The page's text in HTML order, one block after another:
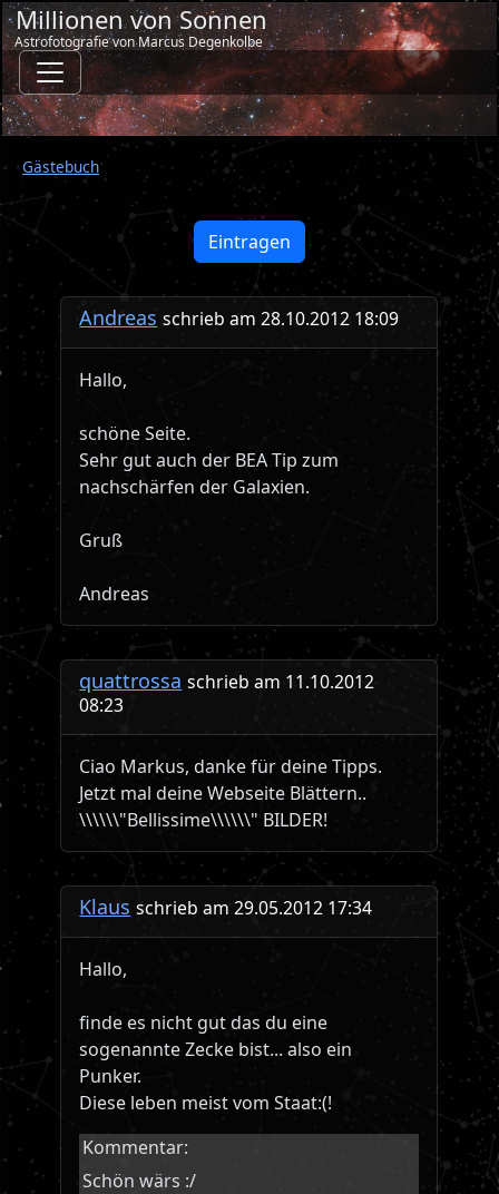
Millionen von Sonnen
Astrofotografie von Marcus Degenkolbe
Gästebuch
Eintragen
Andreas schrieb am 28.10.2012 18:09
Hallo,
schöne Seite.
Sehr gut auch der BEA Tip zum
nachschärfen der Galaxien.
Gruß
Andreas
quattrossa schrieb am 11.10.2012
08:23
Ciao Markus, danke für deine Tipps.
Jetzt mal deine Webseite Blättern..
\\\\\\"Bellissime\\\\\\" BILDER!
Klaus schrieb am 29.05.2012 17:34
Hallo,
finde es nicht gut das du eine
sogenannte Zecke bist... also ein
Punker.
Diese leben meist vom Staat:(!
Kommentar:
Schön wärs :/